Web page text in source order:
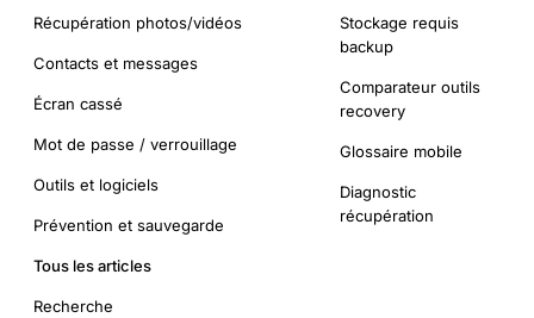
Récupération photos/vidéos
Contacts et messages
Écran cassé
Mot de passe / verrouillage
Outils et logiciels
Prévention et sauvegarde
Tous les articles
Recherche
Stockage requis
backup
Comparateur outils
recovery
Glossaire mobile
Diagnostic
récupération